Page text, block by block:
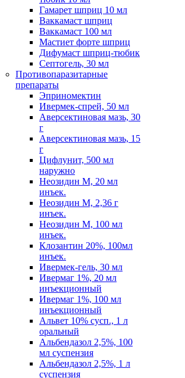
Гамарет шприц 10 мл
Ваккамаст шприц
Ваккамаст 100 мл
Мастиет форте шприц
Дифумаст шприц-тюбик
Септогель, 30 мл
Противопаразитарные
препараты
Эприномектин
Ивермек-спрей, 50 мл
Аверсектиновая мазь, 30
г
Аверсектиновая мазь, 15
г
Цифлунит, 500 мл
наружно
Неозидин М, 20 мл
инъек.
Неозидин М, 2,36 г
инъек.
Неозидин М, 100 мл
инъек.
Клозантин 20%, 100мл
инъек.
Ивермек-гель, 30 мл
Ивермаг 1%, 20 мл
инъекционный
Ивермаг 1%, 100 мл
инъекционный
Альвет 10% сусп., 1 л
оральный
Альбендазол 2,5%, 100
мл суспензия
Альбендазол 2,5%, 1 л
суспензия